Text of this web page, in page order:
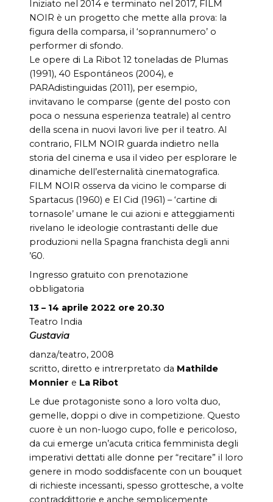
Iniziato nel 2014 e terminato nel 2017, FILM
NOIR è un progetto che mette alla prova: la
figura della comparsa, il ‘soprannumero’ o
performer di sfondo.
Le opere di La Ribot 12 toneladas de Plumas
(1991), 40 Espontáneos (2004), e
PARAdistinguidas (2011), per esempio,
invitavano le comparse (gente del posto con
poca o nessuna esperienza teatrale) al centro
della scena in nuovi lavori live per il teatro. Al
contrario, FILM NOIR guarda indietro nella
storia del cinema e usa il video per esplorare le
dinamiche dell’esternalità cinematografica.
FILM NOIR osserva da vicino le comparse di
Spartacus (1960) e El Cid (1961) – ‘cartine di
tornasole’ umane le cui azioni e atteggiamenti
rivelano le ideologie contrastanti delle due
produzioni nella Spagna franchista degli anni
’60.
Ingresso gratuito con prenotazione
obbligatoria
13 – 14 aprile 2022 ore 20.30
Teatro India
Gustavia
danza/teatro, 2008
scritto, diretto e intrerpretato da Mathilde
Monnier e La Ribot
Le due protagoniste sono a loro volta duo,
gemelle, doppi o dive in competizione. Questo
cuore è un non-luogo cupo, folle e pericoloso,
da cui emerge un’acuta critica femminista degli
imperativi dettati alle donne per “recitare” il loro
genere in modo soddisfacente con un bouquet
di richieste incessanti, spesso grottesche, a volte
contraddittorie e anche semplicemente